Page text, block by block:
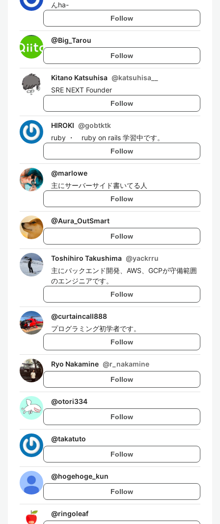
んha-
Follow
@Big_Tarou
Follow
Kitano Katsuhisa @katsuhisa__
SRE NEXT Founder
Follow
HIROKI @gobtktk
ruby ・ ruby on rails 学習中です。
Follow
@marlowe
主にサーバーサイド書いてる人
Follow
@Aura_OutSmart
Follow
Toshihiro Takushima @yackrru
主にバックエンド開発、AWS、GCPが守備範囲
のエンジニアです。
Follow
@curtaincall888
プログラミング初学者です。
Follow
Ryo Nakamine @r_nakamine
Follow
@otori334
Follow
@takatuto
Follow
@hogehoge_kun
Follow
@ringoleaf